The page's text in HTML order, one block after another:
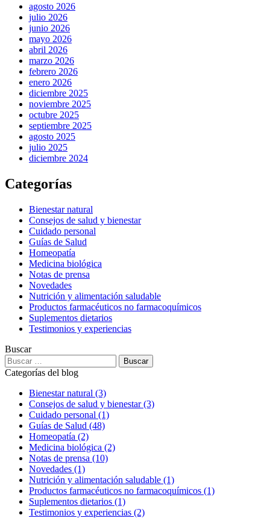
agosto 2026
julio 2026
junio 2026
mayo 2026
abril 2026
marzo 2026
febrero 2026
enero 2026
diciembre 2025
noviembre 2025
octubre 2025
septiembre 2025
agosto 2025
julio 2025
diciembre 2024
Categorías
Bienestar natural
Consejos de salud y bienestar
Cuidado personal
Guías de Salud
Homeopatía
Medicina biológica
Notas de prensa
Novedades
Nutrición y alimentación saludable
Productos farmacéuticos no farmacoquímicos
Suplementos dietarios
Testimonios y experiencias
Buscar
Categorías del blog
Bienestar natural (3)
Consejos de salud y bienestar (3)
Cuidado personal (1)
Guías de Salud (48)
Homeopatía (2)
Medicina biológica (2)
Notas de prensa (10)
Novedades (1)
Nutrición y alimentación saludable (1)
Productos farmacéuticos no farmacoquímicos (1)
Suplementos dietarios (1)
Testimonios y experiencias (2)